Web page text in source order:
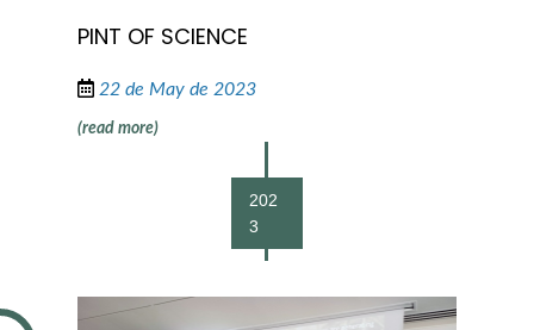
PINT OF SCIENCE
22 de May de 2023
(read more)
202
3